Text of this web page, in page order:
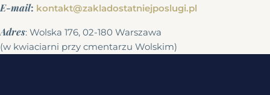
E-mail: kontakt@zakladostatniejposlugi.pl
Adres: Wolska 176, 02-180 Warszawa
(w kwiaciarni przy cmentarzu Wolskim)